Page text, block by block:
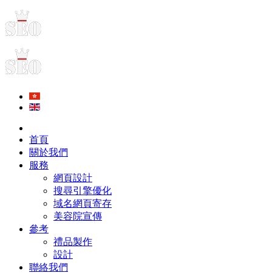
首頁
關於我們
服務
網頁設計
搜尋引擎優化
域名網頁寄存
美容院宣傳
參考
禮品製作
設計
聯絡我們